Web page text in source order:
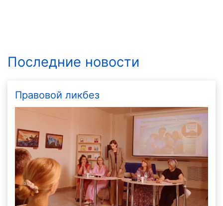
Последние новости
Правовой ликбез